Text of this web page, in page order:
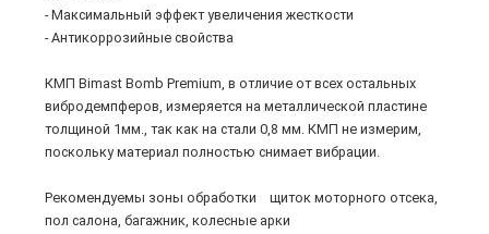
- Максимальный эффект увеличения жесткости
- Антикоррозийные свойства
КМП Bimast Bomb Premium, в отличие от всех остальных
вибродемпферов, измеряется на металлической пластине
толщиной 1мм., так как на стали 0,8 мм. КМП не измерим,
поскольку материал полностью снимает вибрации.
Рекомендуемы зоны обработки щиток моторного отсека,
пол салона, багажник, колесные арки